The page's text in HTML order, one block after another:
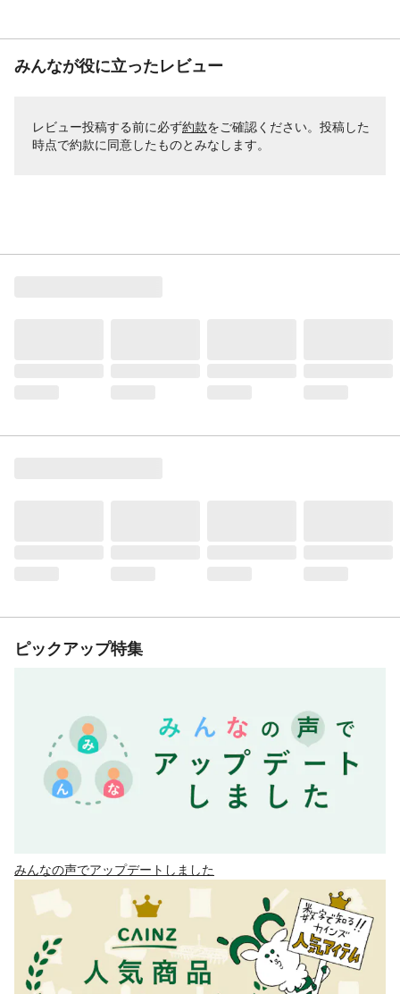
みんなが役に立ったレビュー
レビュー投稿する前に必ず約款をご確認ください。投稿した
時点で約款に同意したものとみなします。
ピックアップ特集
みんなの声でアップデートしました